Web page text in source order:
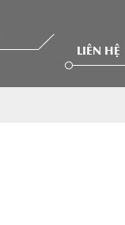
LIÊN HỆ